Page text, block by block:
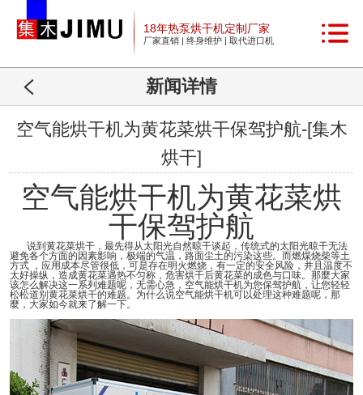
18年热泵烘干机定制厂家
厂家直销 | 终身维护 | 取代进口机
新闻详情
空气能烘干机为黄花菜烘干保驾护航-[集木
烘干]
空气能烘干机为黄花菜烘
干保驾护航
说到黄花菜烘干，最先得从太阳光自然晾干谈起，传统式的太阳光晾干无法
避免各个方面的因素影响，极端的气温，路面尘土的污染这些。而燃煤烧柴等土
方式 ，应用成本尽管很低，可是存在明火燃烧，有一定的安全风险，并且温度不
太好操纵，造成黄花菜遇热不匀称，危害烘干后黄花菜的成色与口味。那麼大家
该怎么解决这一系列难题呢，无需心急，空气能烘干机为您保驾护航，让您轻轻
松松道别黄花菜烘干的难题。为什么说空气能烘干机可以处理这种难题呢，那
麼，大家如今就来了解一下。